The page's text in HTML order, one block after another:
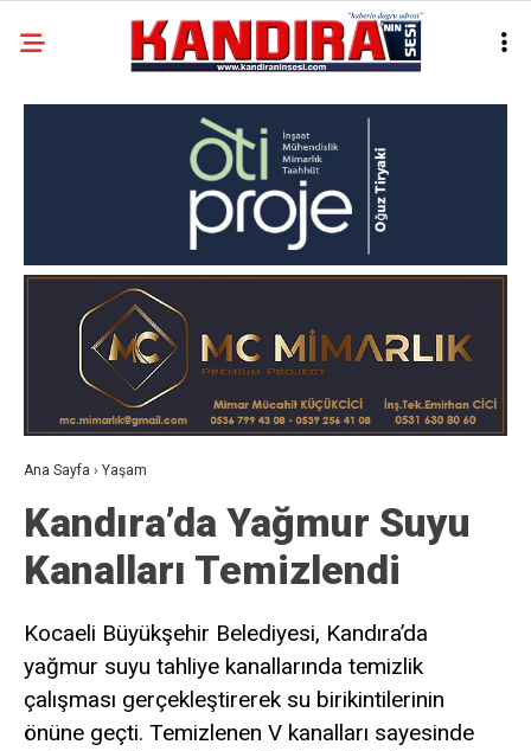
Ana Sayfa › Yaşam
Kandıra’da Yağmur Suyu
Kanalları Temizlendi
Kocaeli Büyükşehir Belediyesi, Kandıra’da
yağmur suyu tahliye kanallarında temizlik
çalışması gerçekleştirerek su birikintilerinin
önüne geçti. Temizlenen V kanalları sayesinde